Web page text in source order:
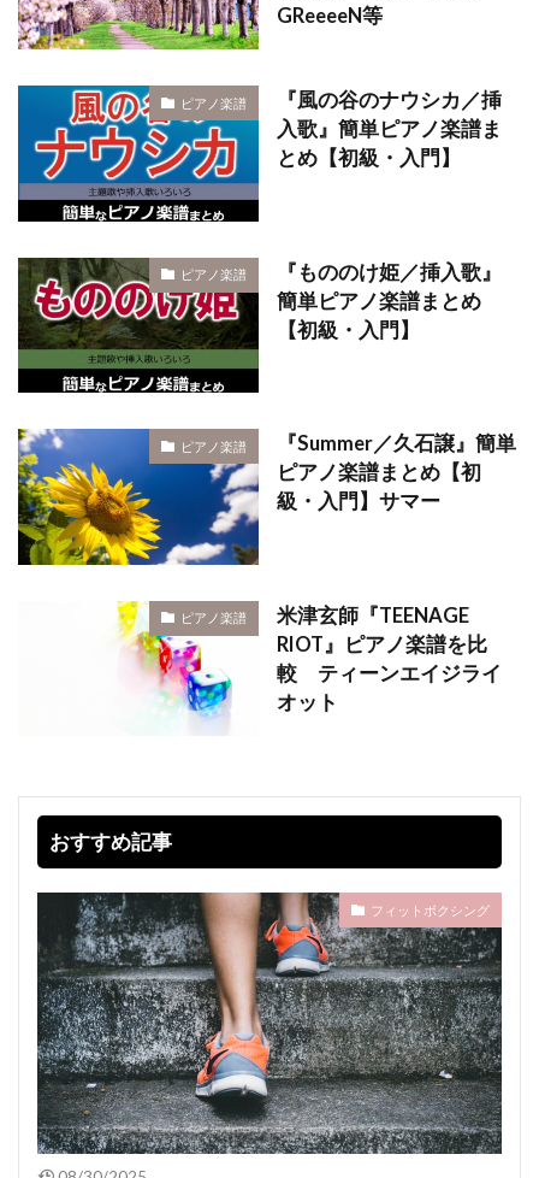
GReeeeN等
ピアノ楽譜
『風の谷のナウシカ／挿
入歌』簡単ピアノ楽譜ま
とめ【初級・入門】
ピアノ楽譜
『もののけ姫／挿入歌』
簡単ピアノ楽譜まとめ
【初級・入門】
ピアノ楽譜
『Summer／久石譲』簡単
ピアノ楽譜まとめ【初
級・入門】サマー
ピアノ楽譜
米津玄師『TEENAGE
RIOT』ピアノ楽譜を比
較 ティーンエイジライ
オット
おすすめ記事
フィットボクシング